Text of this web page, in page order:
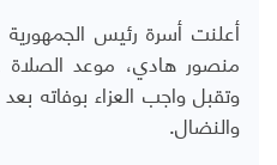
أعلنت أسرة رئيس الجمهورية
منصور هادي، موعد الصلاة
وتقبل واجب العزاء بوفاته
والنضال.